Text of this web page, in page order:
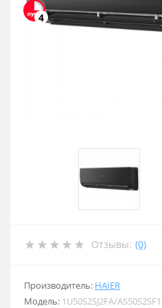
4
Отзывы: (0)
Производитель: HAIER
Модель: 1U50S2SJ2FA/